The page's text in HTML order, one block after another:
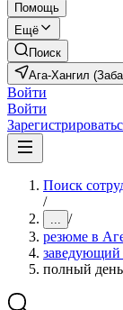
Помощь
Ещё
Поиск
Ага-Хангил
Войти
Войти
Поиск
/
... /
резюме в
заведующий
полный день